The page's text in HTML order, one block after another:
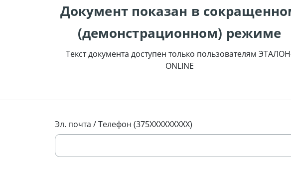
Документ показан в
(демонстрационном) режиме
Текст документа доступен только пользователям
ONLINE
Эл. почта / Телефон (375XXXXXXXXX)